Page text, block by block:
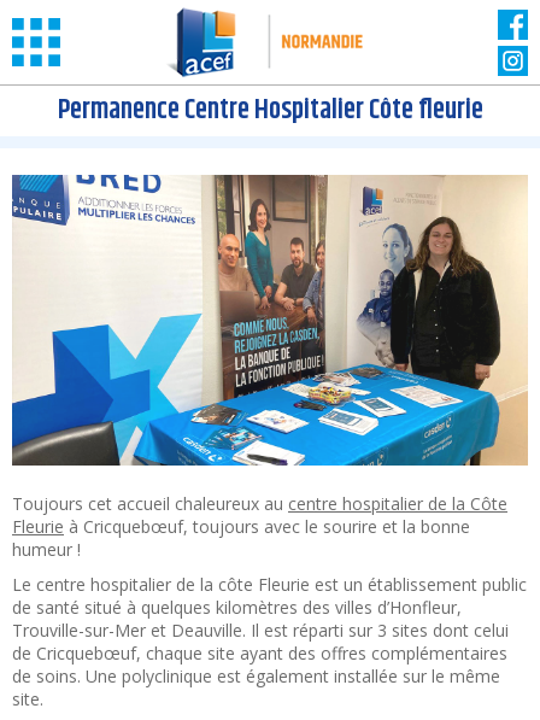
Permanence Centre Hospitalier Côte fleurie
Toujours cet accueil chaleureux au centre hospitalier de la Côte
Fleurie à Cricquebœuf, toujours avec le sourire et la bonne
humeur !
Le centre hospitalier de la côte Fleurie est un établissement public
de santé situé à quelques kilomètres des villes d’Honfleur,
Trouville-sur-Mer et Deauville. Il est réparti sur 3 sites dont celui
de Cricquebœuf, chaque site ayant des offres complémentaires
de soins. Une polyclinique est également installée sur le même
site.
Panneau de gestion des cookies